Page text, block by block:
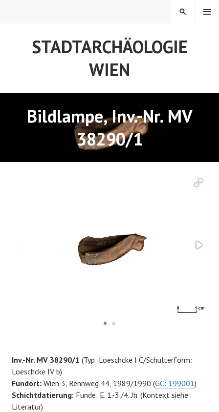
STADTARCHÄOLOGIE
WIEN
MENÜ
SUCHEN
Bildlampe, Inv.-Nr. MV
38290/1
Inv.-Nr. MV 38290/1 (Typ: Loeschcke I C/Schulterform:
Loeschcke IV b)
Fundort: Wien 3, Rennweg 44, 1989/1990 (GC: 199001)
Schichtdatierung: Funde: E. 1.-3./4. Jh. (Kontext siehe
Literatur)